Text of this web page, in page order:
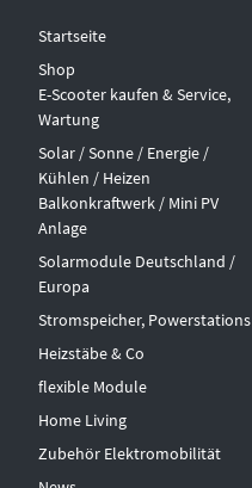
Startseite
Shop
E-Scooter kaufen & Service,
Wartung
Solar / Sonne / Energie /
Kühlen / Heizen
Balkonkraftwerk / Mini PV
Anlage
Solarmodule Deutschland /
Europa
Stromspeicher, Powerstations
Heizstäbe & Co
flexible Module
Home Living
Zubehör Elektromobilität